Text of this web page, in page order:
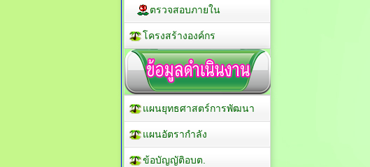
ตรวจสอบภายใน
โครงสร้างองค์กร
แผนยุทธศาสตร์การพัฒนา
แผนอัตรากำลัง
ข้อบัญญัติอบต.